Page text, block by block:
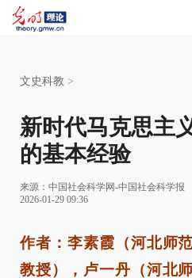
文史科教 >
新时代马克思主
的基本经验
来源： 中国社会科学网-中国社会科学报
2026-01-29 09:36
作者：李素霞（河北师
教授），卢一丹（河北